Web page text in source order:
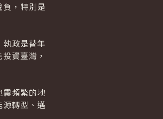
，特別是
政是替年
資臺灣，
頻繁的地
轉型、邁